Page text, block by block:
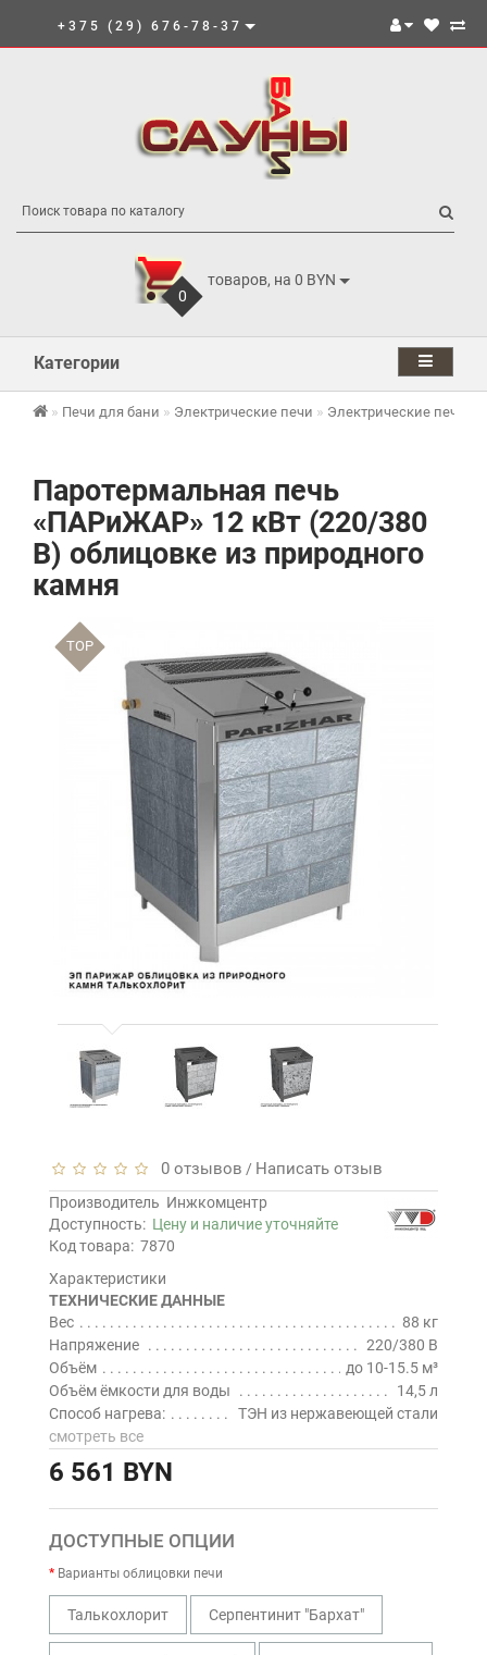
+375 (29) 676-78-37
0
товаров, на 0 BYN
Категории
Печи для бани Электрические печи Электрические печи
Паротермальная печь
«ПАРиЖАР» 12 кВт (220/380
В) облицовке из природного
камня
TOP
0 отзывов / Написать отзыв
Производитель Инжкомцентр
Доступность: Цену и наличие уточняйте
Код товара: 7870
Характеристики
ТЕХНИЧЕСКИЕ ДАННЫЕ
Вес
88 кг
Напряжение
220/380 В
Объём
до 10-15.5 м³
Объём ёмкости для воды
14,5 л
Способ нагрева:
ТЭН из нержавеющей стали
смотреть все
6 561 BYN
ДОСТУПНЫЕ ОПЦИИ
Варианты облицовки печи
Талькохлорит Серпентинит "Бархат"